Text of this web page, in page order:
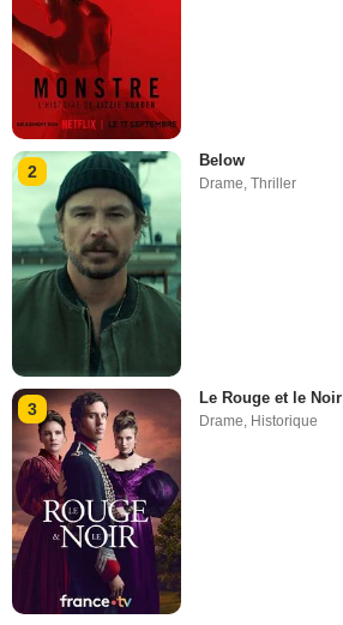
2
Below
Drame ,Thriller
3
Le Rouge et le Noir
Drame, Historique